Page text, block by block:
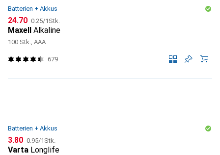
Batterien + Akkus
CHF
24.70 CHF
0.25/1Stk.
Maxell Alkaline
100 Stk., AAA
679
Batterien + Akkus
CHF
3.80 CHF
0.95/1Stk.
Varta Longlife